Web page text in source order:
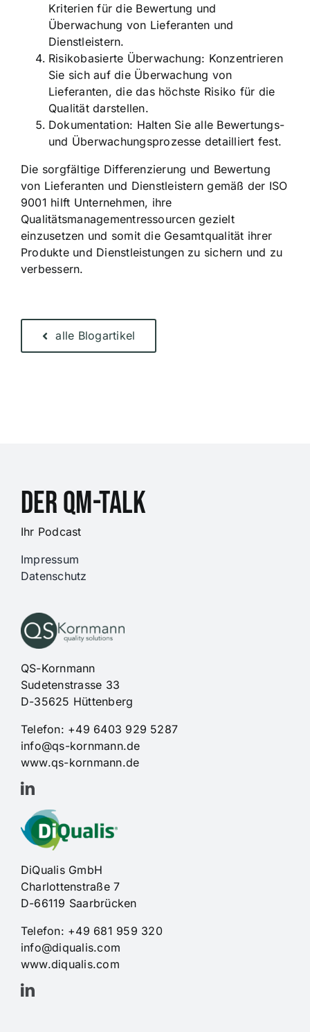
Kriterien für die Bewertung und
Überwachung von Lieferanten und
Dienstleistern.
Risikobasierte Überwachung: Konzentrieren
Sie sich auf die Überwachung von
Lieferanten, die das höchste Risiko für die
Qualität darstellen.
Dokumentation: Halten Sie alle Bewertungs-
und Überwachungsprozesse detailliert fest.
Die sorgfältige Differenzierung und Bewertung
von Lieferanten und Dienstleistern gemäß der ISO
9001 hilft Unternehmen, ihre
Qualitätsmanagementressourcen gezielt
einzusetzen und somit die Gesamtqualität ihrer
Produkte und Dienstleistungen zu sichern und zu
verbessern.
alle Blogartikel
DER QM-Talk
Ihr Podcast
Impressum
Datenschutz
QS-Kornmann
Sudetenstrasse 33
D-35625 Hüttenberg
Telefon: +49 6403 929 5287
info@qs-kornmann.de
www.qs-kornmann.de
DiQualis GmbH
Charlottenstraße 7
D-66119 Saarbrücken
Telefon: +49 681 959 320
info@diqualis.com
www.diqualis.com